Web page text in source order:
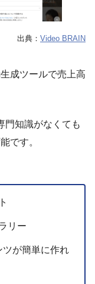
出典： Video BRAIN
成ツールで売上高
門知識がなくても
です。
リー
が簡単に作れ